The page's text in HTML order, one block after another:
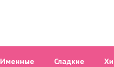
Именные Сладкие